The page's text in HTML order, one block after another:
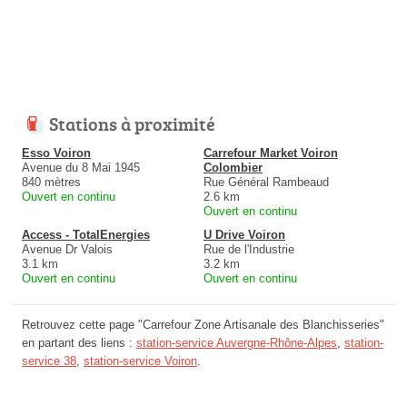
Stations à proximité
Esso Voiron
Avenue du 8 Mai 1945
840 mètres
Ouvert en continu
Carrefour Market Voiron
Colombier
Rue Général Rambeaud
2.6 km
Ouvert en continu
Access - TotalEnergies
Avenue Dr Valois
3.1 km
Ouvert en continu
U Drive Voiron
Rue de l'Industrie
3.2 km
Ouvert en continu
Retrouvez cette page "Carrefour Zone Artisanale des Blanchisseries"
en partant des liens : station-service Auvergne-Rhône-Alpes station-
service 38 station-service Voiron